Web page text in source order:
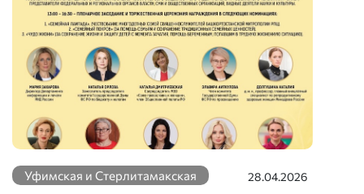
Уфимская и Стерлитамакская 28.04.2026